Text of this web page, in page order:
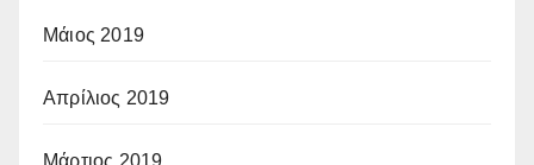
Μάιος 2019
Απρίλιος 2019
Μάρτιος 2019